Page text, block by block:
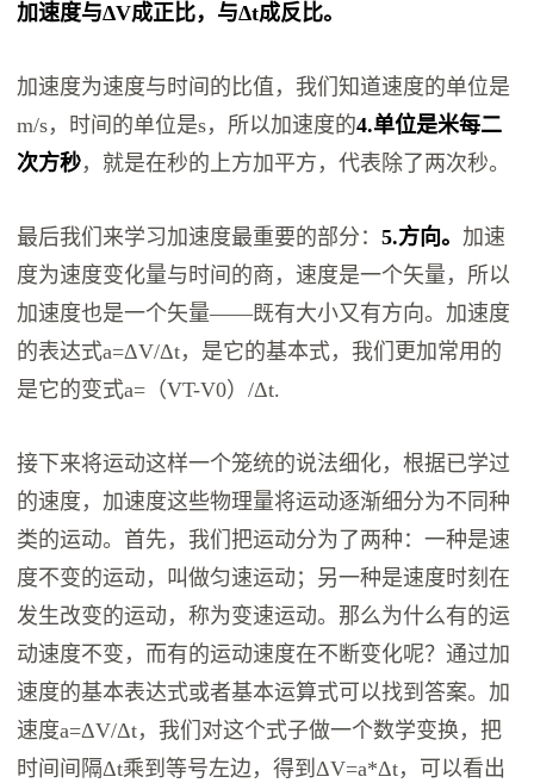
加速度与ΔV成正比，与Δt成反比。
加速度为速度与时间的比值，我们知道速度的单位是
m/s，时间的单位是s，所以加速度的4.单位是米每二
次方秒，就是在秒的上方加平方，代表除了两次秒。
最后我们来学习加速度最重要的部分：5.方向。 加速
度为速度变化量与时间的商，速度是一个矢量，所以
加速度也是一个矢量——既有大小又有方向。加速度
的表达式a=ΔV/Δt，是它的基本式，我们更加常用的
是它的变式a=（VT-V0）/Δt.
接下来将运动这样一个笼统的说法细化，根据已学过
的速度，加速度这些物理量将运动逐渐细分为不同种
类的运动。首先，我们把运动分为了两种：一种是速
度不变的运动，叫做匀速运动；另一种是速度时刻在
发生改变的运动，称为变速运动。那么为什么有的运
动速度不变，而有的运动速度在不断变化呢？通过加
速度的基本表达式或者基本运算式可以找到答案。加
速度a=ΔV/Δt，我们对这个式子做一个数学变换，把
时间间隔Δt乘到等号左边，得到ΔV=a*Δt，可以看出